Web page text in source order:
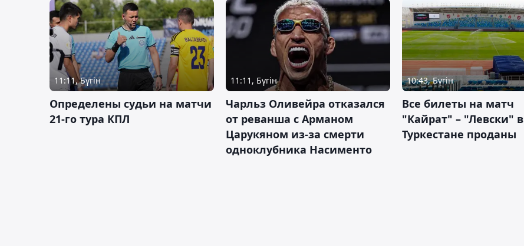
11:11, Бүгін
Определены судьи на матчи
21-го тура КПЛ
11:11, Бүгін
Чарльз Оливейра отказался
от реванша с Арманом
Царукяном из-за смерти
одноклубника Насименто
10:43, Бүгін
Все билеты на матч
"Кайрат" – "Левски" в
Туркестане проданы